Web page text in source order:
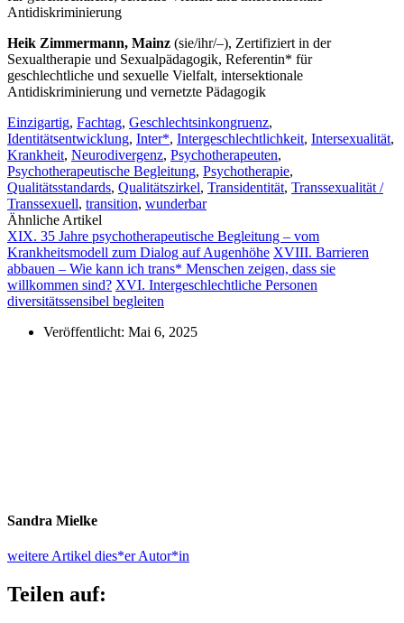
Antidiskriminierung
Heik Zimmermann, Mainz (sie/ihr/–), Zertifiziert in der
Sexualtherapie und Sexualpädagogik, Referentin* für
geschlechtliche und sexuelle Vielfalt, intersektionale
Antidiskriminierung und vernetzte Pädagogik
Einzigartig, Fachtag, Geschlechtsinkongruenz,
Identitätsentwicklung, Inter*, Intergeschlechtlichkeit, Intersexualität,
Krankheit, Neurodivergenz, Psychotherapeuten,
Psychotherapeutische Begleitung, Psychotherapie,
Qualitätsstandards, Qualitätszirkel, Transidentität, Transsexualität /
Transsexuell, transition, wunderbar
Ähnliche Artikel
XIX. 35 Jahre psychotherapeutische Begleitung – vom
Krankheitsmodell zum Dialog auf Augenhöhe XVIII. Barrieren
abbauen – Wie kann ich trans* Menschen zeigen, dass sie
willkommen sind? XVI. Intergeschlechtliche Personen
diversitätssensibel begleiten
Veröffentlicht: Mai 6, 2025
Sandra Mielke
weitere Artikel dies*er Autor*in
Teilen auf: